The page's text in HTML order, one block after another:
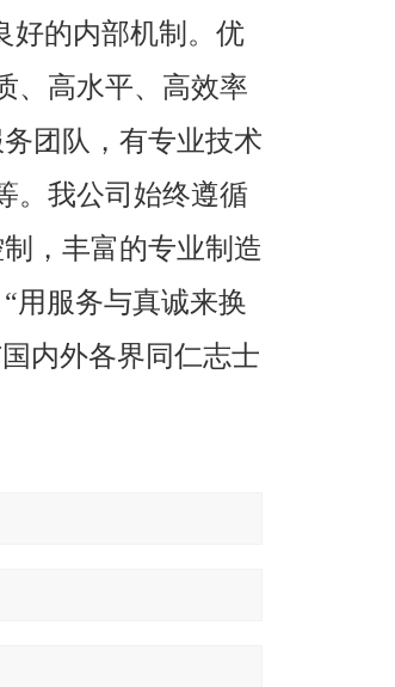
好的内部机制。优
、高水平、高效率
团队，有专业技术
。我公司始终遵循
，丰富的专业制造
用服务与真诚来换
内外各界同仁志士